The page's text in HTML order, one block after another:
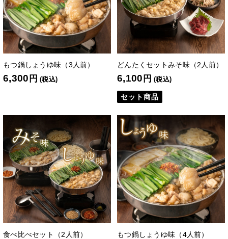
もつ鍋しょうゆ味（3人前）
6,300 円 (税込)
どんたくセットみそ味（2人前）
6,100 円 (税込)
セット商品
食べ比べセット（2人前） もつ鍋しょうゆ味（4人前）